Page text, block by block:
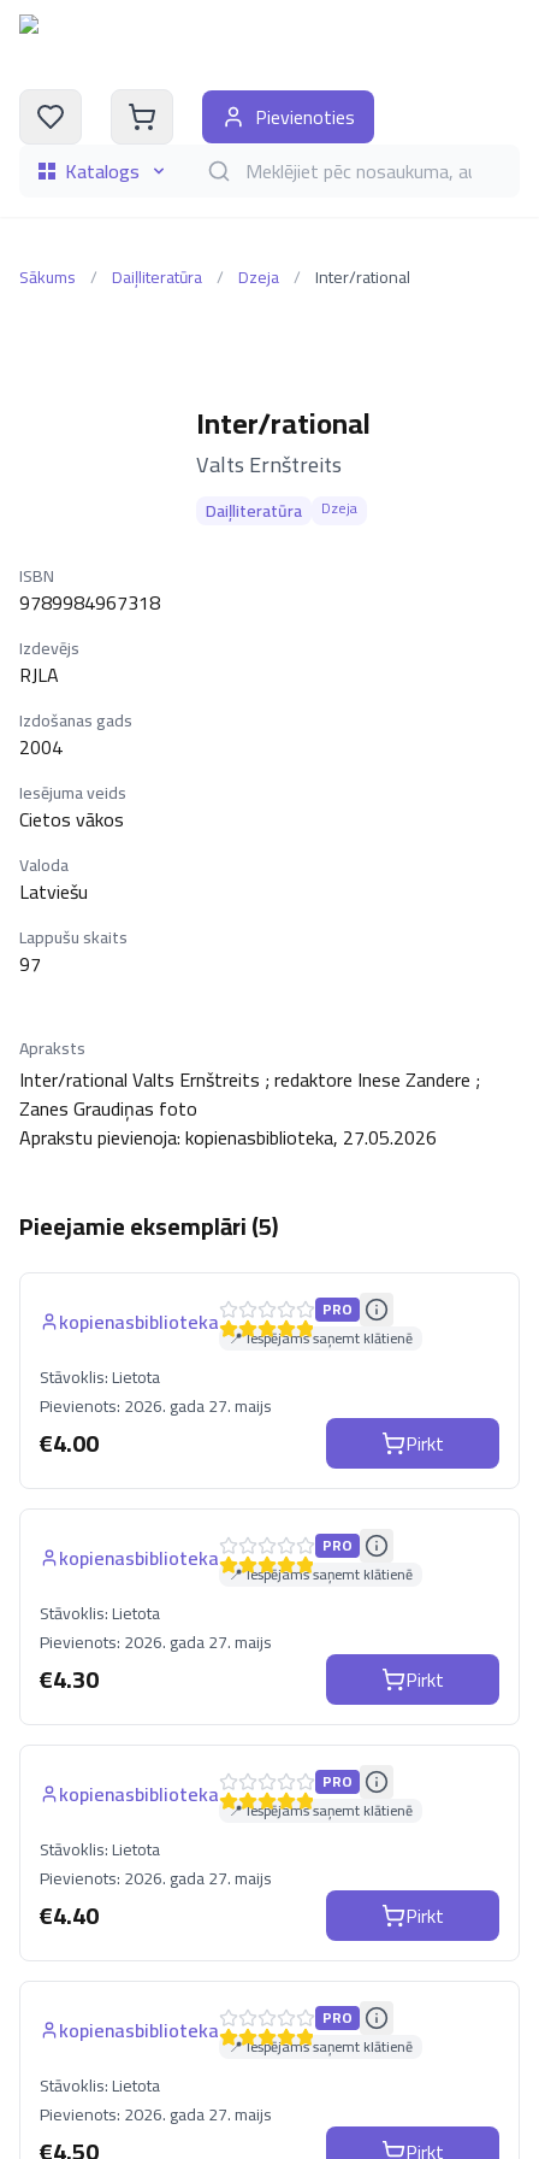
Katalogs Meklēt grāmatas pēc nosaukuma, autora,
Pievienoties
Sākums / Daiļliteratūra / Dzeja / Inter/rational
Inter/rational
–
Valts Ernštreits
Daiļliteratūra Dzeja
ISBN
9789984967318
Izdevējs
RJLA
Izdošanas gads
2004
Iesējuma veids
Cietos vākos
Valoda
Latviešu
Lappušu skaits
97
Apraksts
Inter/rational Valts Ernštreits ; redaktore Inese Zandere ;
Zanes Graudiņas foto
Aprakstu pievienoja: kopienasbiblioteka, 27.05.2026
Pieejamie eksemplāri (5)
kopienasbiblioteka
PRO
📍 Iespējams saņemt klātienē
Stāvoklis:Lietota
Pievienots:2026. gada 27. maijs
€4.00 Pirkt
kopienasbiblioteka
PRO
📍 Iespējams saņemt klātienē
Stāvoklis:Lietota
Pievienots:2026. gada 27. maijs
€4.30 Pirkt
kopienasbiblioteka
PRO
📍 Iespējams saņemt klātienē
Stāvoklis:Lietota
Pievienots:2026. gada 27. maijs
€4.40 Pirkt
kopienasbiblioteka
PRO
📍 Iespējams saņemt klātienē
Stāvoklis:Lietota
Pievienots:2026. gada 27. maijs
Pirkt